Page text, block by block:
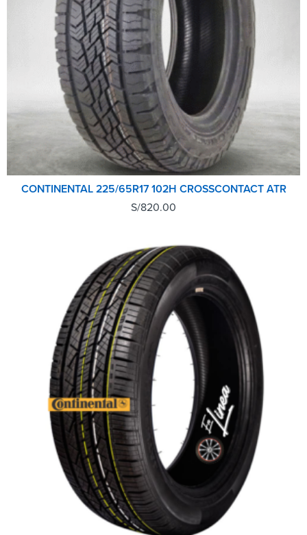
CONTINENTAL 225/65R17 102H CROSSCONTACT ATR
S/820.00